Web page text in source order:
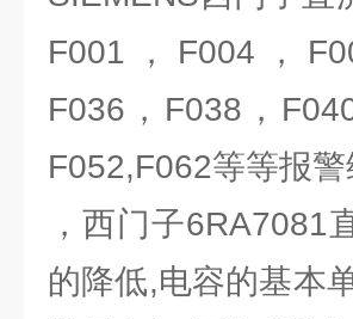
F001，F004，
F036，F038，
F052,F062等等报警
，西门子6RA7081
的降低,电容的基本